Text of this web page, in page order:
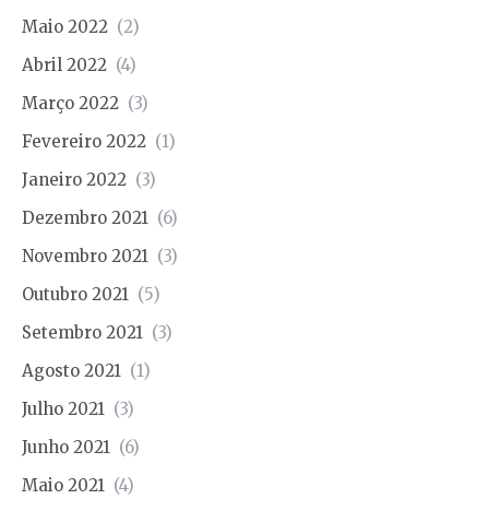
Maio 2022 (2)
Abril 2022 (4)
Março 2022 (3)
Fevereiro 2022 (1)
Janeiro 2022 (3)
Dezembro 2021 (6)
Novembro 2021 (3)
Outubro 2021 (5)
Setembro 2021 (3)
Agosto 2021 (1)
Julho 2021 (3)
Junho 2021 (6)
Maio 2021 (4)